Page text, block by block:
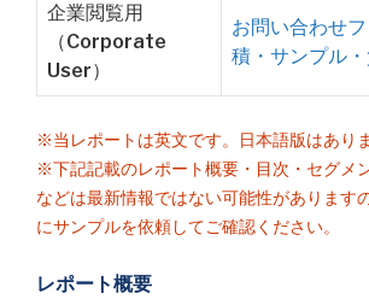
企業閲覧用
（Corporate
User）
お問い合わせ
積・サンプル・
※当レポートは英文です。日本語版はありま
※下記記載のレポート概要・目次・セグメ
などは最新情報ではない可能性があります
にサンプルを依頼してご確認ください。
レポート概要